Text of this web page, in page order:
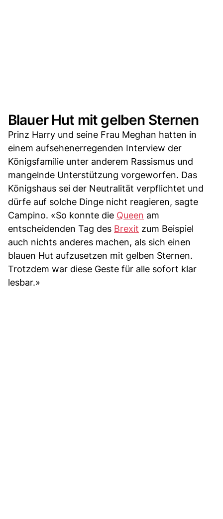
Blauer Hut mit gelben Sternen
Prinz Harry und seine Frau Meghan hatten in
einem aufsehenerregenden Interview der
Königsfamilie unter anderem Rassismus und
mangelnde Unterstützung vorgeworfen. Das
Königshaus sei der Neutralität verpflichtet und
dürfe auf solche Dinge nicht reagieren, sagte
Campino. «So konnte die Queen am
entscheidenden Tag des Brexit zum Beispiel
auch nichts anderes machen, als sich einen
blauen Hut aufzusetzen mit gelben Sternen.
Trotzdem war diese Geste für alle sofort klar
lesbar.»